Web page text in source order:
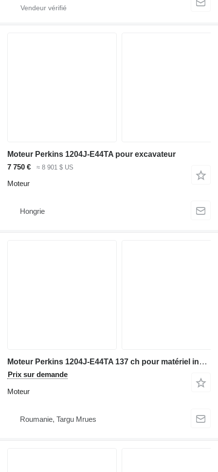
Moteur Perkins 1204J-E44TA pour excavateur
7 750 €
≈ 8 901 $ US
Moteur
Hongrie
Moteur Perkins 1204J-E44TA 137 ch pour matériel industriel
Prix sur demande
Moteur
Roumanie, Targu Mrues